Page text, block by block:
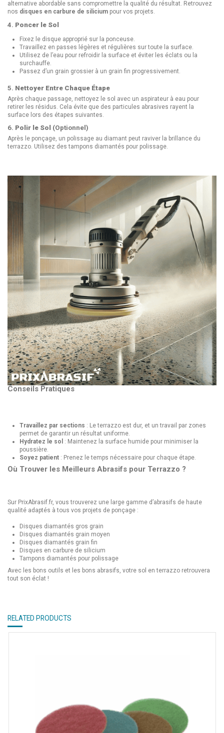
alternative abordable sans compromettre la qualité du résultat. Retrouvez
nos disques en carbure de silicium pour vos projets.
4. Poncer le Sol
Fixez le disque approprié sur la ponceuse.
Travaillez en passes légères et régulières sur toute la surface.
Utilisez de l’eau pour refroidir la surface et éviter les éclats ou la
surchauffe.
Passez d’un grain grossier à un grain fin progressivement.
5. Nettoyer Entre Chaque Étape
Après chaque passage, nettoyez le sol avec un aspirateur à eau pour
retirer les résidus. Cela évite que des particules abrasives rayent la
surface lors des étapes suivantes.
6. Polir le Sol (Optionnel)
Après le ponçage, un polissage au diamant peut raviver la brillance du
terrazzo. Utilisez destampons diamantés pour polissage.
Conseils Pratiques
Travaillez par sections : Le terrazzo est dur, et un travail par zones
permet de garantir un résultat uniforme.
Hydratez le sol : Maintenez la surface humide pour minimiser la
poussière.
Soyez patient : Prenez le temps nécessaire pour chaque étape.
Où Trouver les Meilleurs Abrasifs pour Terrazzo ?
Sur PrixAbrasif.fr, vous trouverez une large gamme d’abrasifs de haute
qualité adaptés à tous vos projets de ponçage :
Disques diamantés gros grain
Disques diamantés grain moyen
Disques diamantés grain fin
Disques en carbure de silicium
Tampons diamantés pour polissage
Avec les bons outils et les bons abrasifs, votre sol en terrazzo retrouvera
tout son éclat !
RELATED PRODUCTS